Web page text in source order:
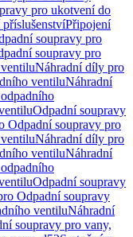
pro ukotvení do
Připojení
soupravy pro
soupravy pro
Náhradní díly pro
ventiluNáhradní
Odpadní soupravy
Odpadní soupravy pro
Náhradní díly pro
ventiluNáhradní
Odpadní soupravy
Odpadní soupravy
ventiluNáhradní
soupravy pro vany,